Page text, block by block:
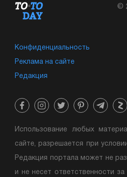
©
Конфиденциальность
Реклама на сайте
Редакция
Использование любых
сайте, разрешается при
Редакция портала может не
и не несет ответственности